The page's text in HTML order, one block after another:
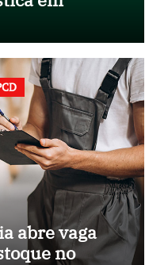
abre vaga
no